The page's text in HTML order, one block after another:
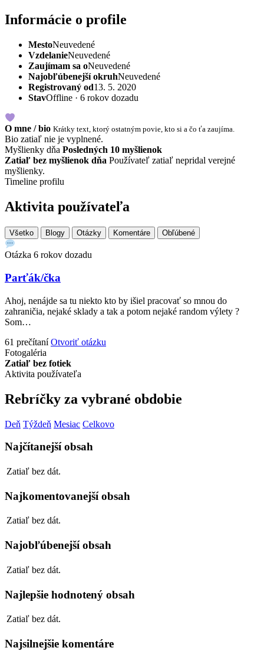
Informácie o profile
MestoNeuvedené
VzdelanieNeuvedené
Zaujímam sa oNeuvedené
Najobľúbenejší okruhNeuvedené
Registrovaný od13. 5. 2020
StavOffline · 6 rokov dozadu
O mne / bio Krátky text, ktorý ostatným povie, kto si a čo ťa zaujíma.
Bio zatiaľ nie je vyplnené.
Myšlienky dňa Posledných 10 myšlienok
Zatiaľ bez myšlienok dňa Používateľ zatiaľ nepridal verejné
myšlienky.
Timeline profilu
Aktivita používateľa
Všetko Blogy Otázky Komentáre Obľúbené
Otázka 6 rokov dozadu
Parťák/čka
Ahoj, nenájde sa tu niekto kto by išiel pracovať so mnou do
zahraničia, nejaké sklady a tak a potom nejaké random výlety ?
Som…
61 prečítaní Otvoriť otázku
Fotogaléria
Zatiaľ bez fotiek
Aktivita používateľa
Rebríčky za vybrané obdobie
Deň Týždeň Mesiac Celkovo
Najčítanejší obsah
Zatiaľ bez dát.
Najkomentovanejší obsah
Zatiaľ bez dát.
Najobľúbenejší obsah
Zatiaľ bez dát.
Najlepšie hodnotený obsah
Zatiaľ bez dát.
Najsilnejšie komentáre